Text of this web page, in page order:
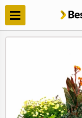
Meteen
naar de
content